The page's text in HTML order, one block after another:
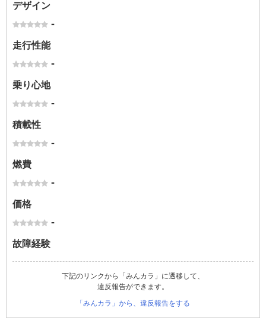
デザイン
-
走行性能
-
乗り心地
-
積載性
-
燃費
-
価格
-
故障経験
下記のリンクから「みんカラ」に遷移して、
違反報告ができます。
「みんカラ」から、違反報告をする